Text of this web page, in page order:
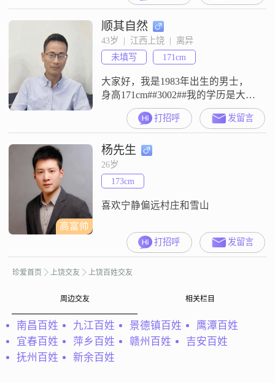
##3002##我的月收入在3001元到
5000元这个区间##3002##我是一个
男士，来这里是为了真诚地寻找合
适的另一半##3002##我平时给人的
印象是稳重可靠，做人做事都
顺其自然
43岁  |  江西上饶  |  离异
未填写
171cm
大家好，我是1983年出生的男士，
身高171cm##3002##我的学历是大学
本科，目前工作地在上饶，月收入
在12001到20000元之间##3002##关
于我的性格，我是一个幽默风趣的
人，平时比较乐观积极##3002##我
自认为责任感强，做事耐心包容，
性格上成熟稳重，平时随和易相处
##3002##我在这里真诚地寻找一
打招呼 发留言
高富帅
杨先生
26岁
173cm
喜欢宁静偏远村庄和雪山
打招呼 发留言
珍爱首页 上饶交友 上饶百姓交友
周边交友 相关栏目
南昌百姓 九江百姓 景德镇百姓
鹰潭百姓
宜春百姓
萍乡百姓 赣州百姓
吉安百姓
抚州百姓
新余百姓